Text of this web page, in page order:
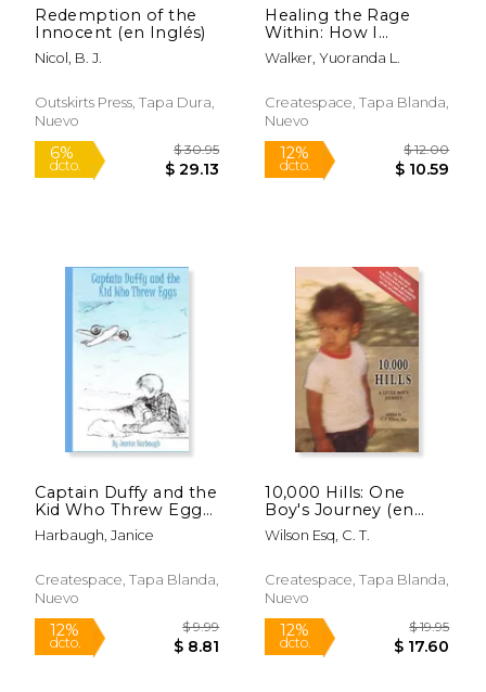
6%
dcto.
$ 22.99
$ 21.64
12%
dcto.
Redemption of the
Innocent (en Inglés)
Nicol, B. J.
Outskirts Press, Tapa Dura,
Nuevo
Healing the Rage
Within: How I
overcame my inner
rage after being
raped. (en Inglés)
Walker, Yuoranda L.
Createspace, Tapa Blanda,
Nuevo
Captain Duffy and the
Kid Who Threw Eggs:
Revised Edition 2015
(en Inglés)
Harbaugh, Janice
Createspace, Tapa Blanda,
Nuevo
10,000 Hills: One
Boy's Journey (en
Inglés)
Wilson Esq, C. T.
Createspace, Tapa Blanda,
Nuevo